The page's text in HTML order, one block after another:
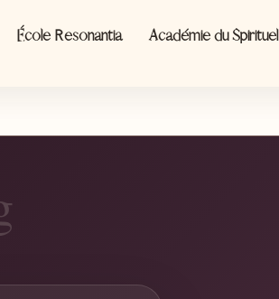
École Resonantia Académie du Spirituel